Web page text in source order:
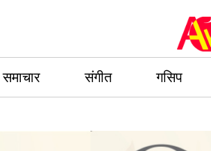
समाचार संगीत गसिप